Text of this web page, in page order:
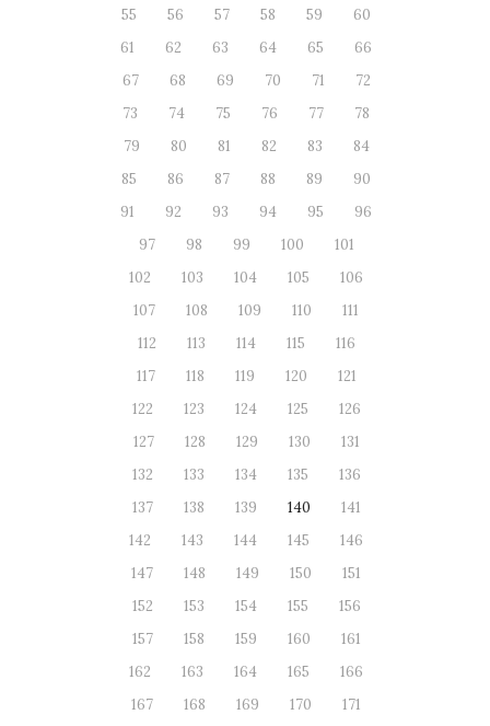
55
56 57 58 59
60
61
62 63 64 65
66
67
68 69 70 71
72
73
74 75 76 77
78
79
80 81 82 83
84
85
86 87 88 89
90
91
92 93 94 95
96
97
98 99 100
101
102
103 104 105
106
107
108 109 110
111
112
113 114 115
116
117
118 119 120
121
122
123 124 125
126
127
128 129 130
131
132
133 134 135
136
137
138 139 140
141
142
143 144 145
146
147
148 149 150
151
152
153 154 155
156
157
158 159 160
161
162
163 164 165
166
167
168 169 170
171